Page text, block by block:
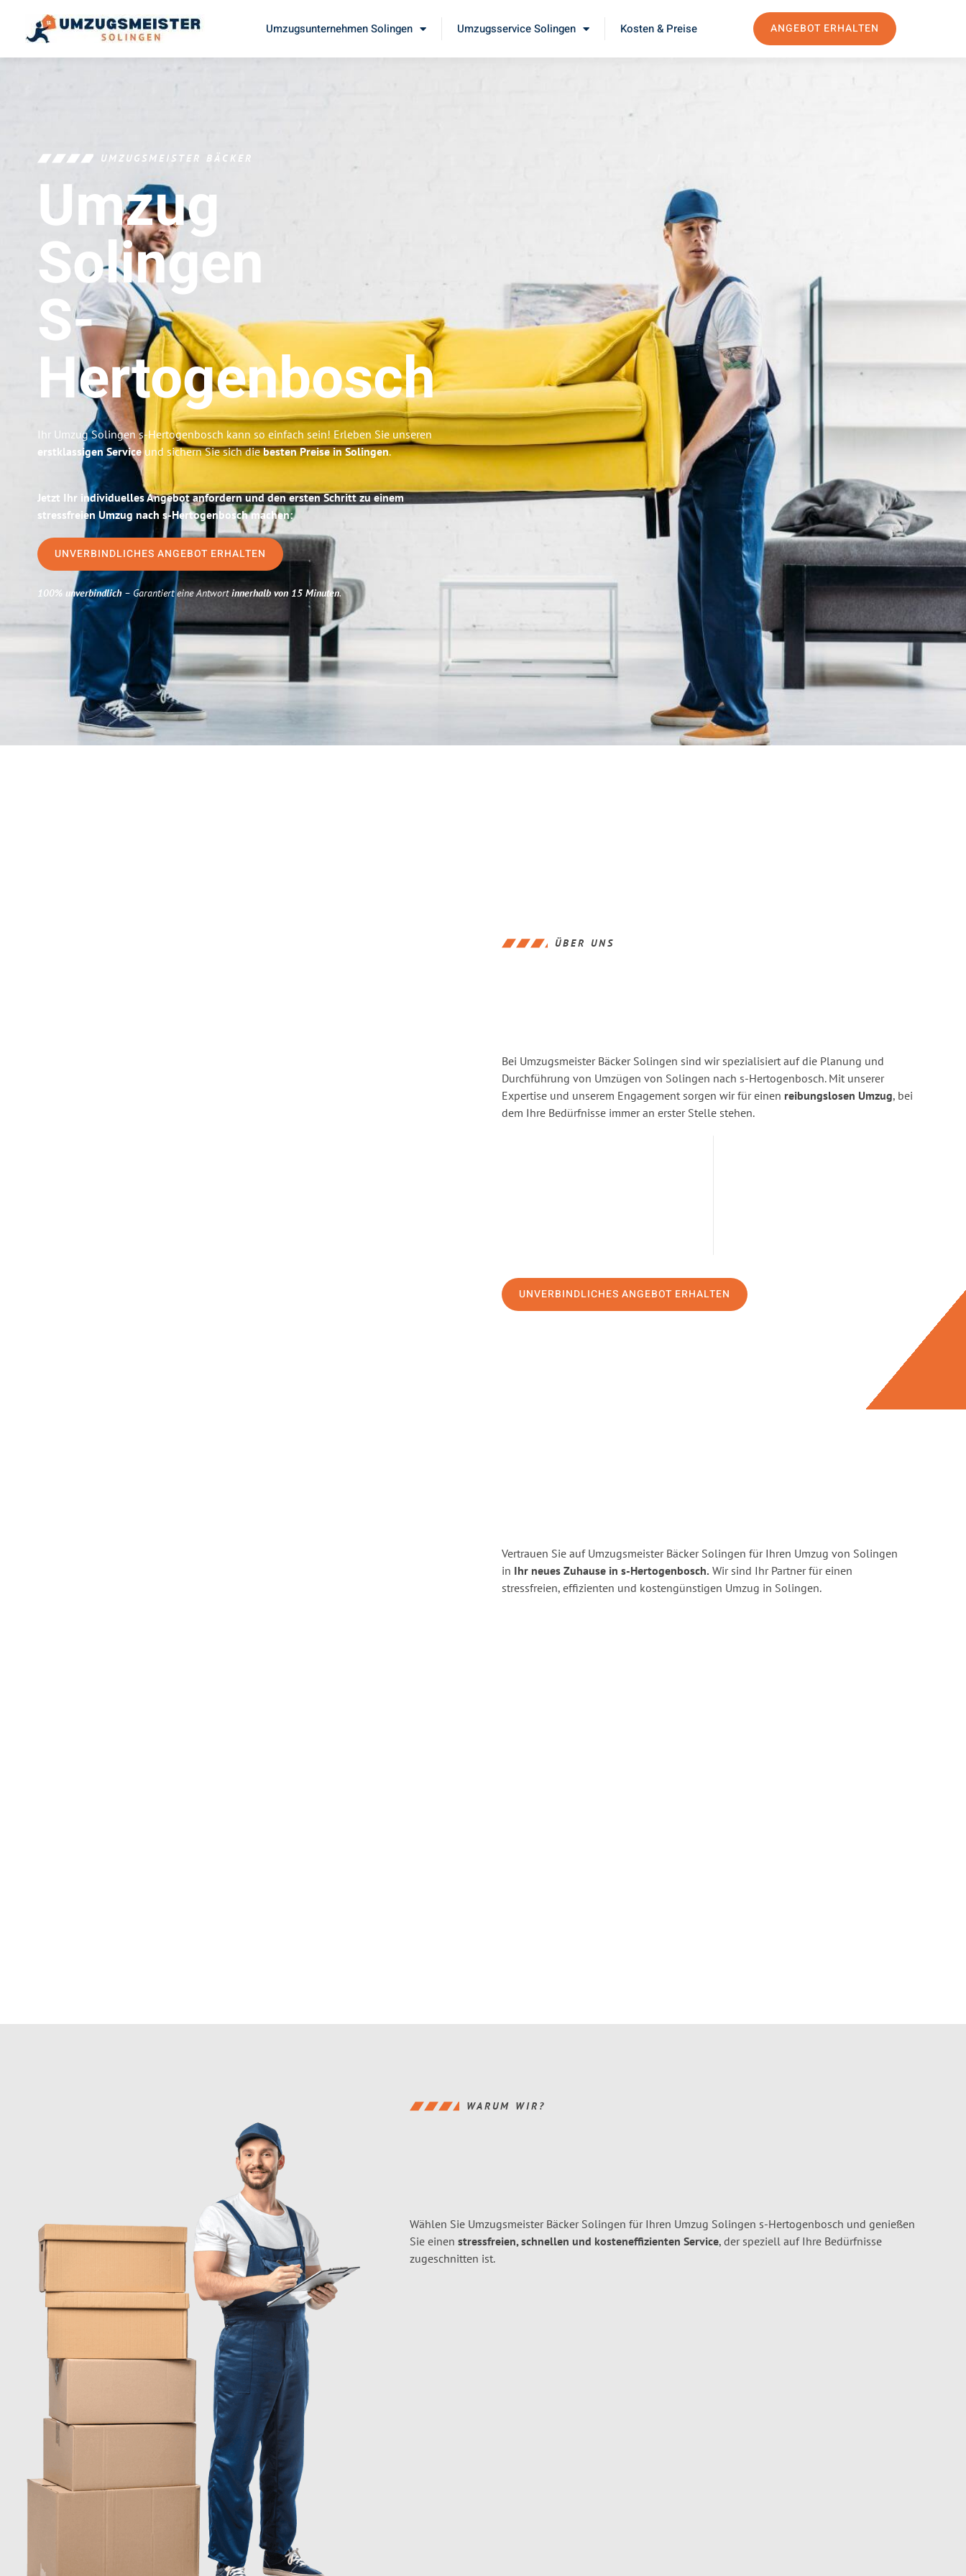
Umzugsunternehmen Solingen Umzugsservice Solingen Kosten & Preise ANGEBOT ERHALTEN
UMZUGSMEISTER BÄCKER
Umzug
Solingen
S-
Hertogenbosch
Ihr Umzug Solingen s-Hertogenbosch kann so einfach sein! Erleben Sie unseren
erstklassigen Serviceund sichern Sie sich diebesten Preise in Solingen.
Jetzt Ihr individuelles Angebot anfordern und den ersten Schritt zu einem
stressfreien Umzug nach s-Hertogenbosch machen:
UNVERBINDLICHES ANGEBOT ERHALTEN
100% unverbindlich– Garantiert eine Antwortinnerhalb von 15 Minuten.
ÜBER UNS
Bei Umzugsmeister Bäcker Solingen sind wir spezialisiert auf die Planung und
Durchführung von Umzügen von Solingen nach s-Hertogenbosch. Mit unserer
Expertise und unserem Engagement sorgen wir für einen reibungslosen Umzug, bei
dem Ihre Bedürfnisse immer an erster Stelle stehen.
UNVERBINDLICHES ANGEBOT ERHALTEN
Vertrauen Sie auf Umzugsmeister Bäcker Solingen für Ihren Umzug von Solingen
in Ihr neues Zuhause in s-Hertogenbosch. Wir sind Ihr Partner für einen
stressfreien, effizienten und kostengünstigen Umzug in Solingen.
WARUM WIR?
Wählen Sie Umzugsmeister Bäcker Solingen für Ihren Umzug Solingen s-Hertogenbosch und genießen
Sie einen stressfreien, schnellen und kosteneffizienten Service, der speziell auf Ihre Bedürfnisse
zugeschnitten ist.